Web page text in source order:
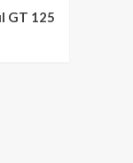
GT 125